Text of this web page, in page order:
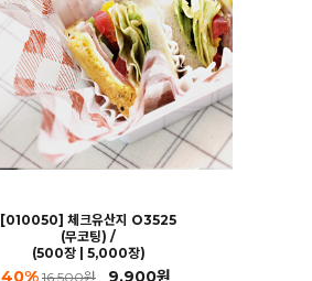
[010050] 체크유산지 O3525
(무코팅) /
(500장 | 5,000장)
40% 16,500원 9,900원